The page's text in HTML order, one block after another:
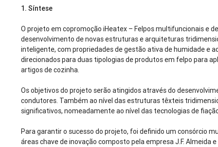
1. Síntese
O projeto em copromoção iHeatex – Felpos multifuncionais e
desenvolvimento de novas estruturas e arquiteturas
inteligente, com propriedades de gestão ativa de humidade e
direcionados para duas tipologias de produtos em felpo para
artigos de cozinha.
Os objetivos do projeto serão atingidos através do
condutores. Também ao nível das estruturas têxteis
significativos, nomeadamente ao nível das tecnologias de
Para garantir o sucesso do projeto, foi definido um consórcio
áreas chave de inovação composto pela empresa J.F. Almeida